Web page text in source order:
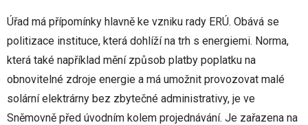
Úřad má přípomínky hlavně ke vzniku rady ERÚ. Obává se
politizace instituce, která dohlíží na trh s energiemi. Norma,
která také například mění způsob platby poplatku na
obnovitelné zdroje energie a má umožnit provozovat malé
solární elektrárny bez zbytečné administrativy, je ve
Sněmovně před úvodním kolem projednávání. Je zařazena na